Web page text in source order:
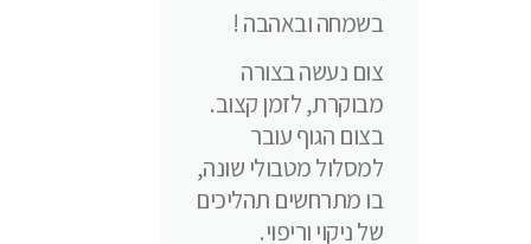
בשמחה ובאהבה !
צום נעשה בצורה
מבוקרת, לזמן קצוב.
בצום הגוף עובר
למסלול מטבולי שונה,
בו מתרחשים תהליכים
של ניקוי וריפוי.